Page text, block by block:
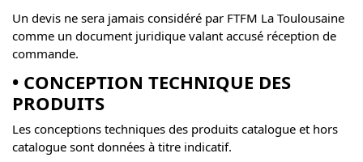
Un devis ne sera jamais considéré par FTFM La Toulousaine
comme un document juridique valant accusé réception de
commande.
• CONCEPTION TECHNIQUE DES
PRODUITS
Les conceptions techniques des produits catalogue et hors
catalogue sont données à titre indicatif.